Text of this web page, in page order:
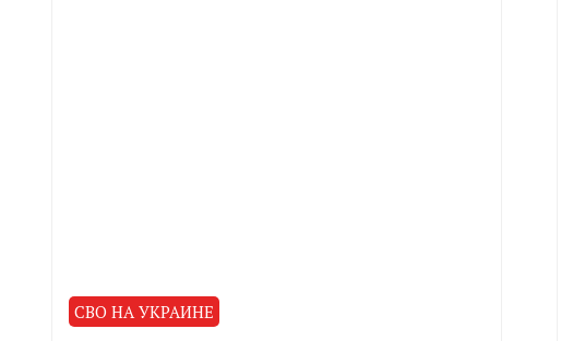
СВО НА УКРАИНЕ